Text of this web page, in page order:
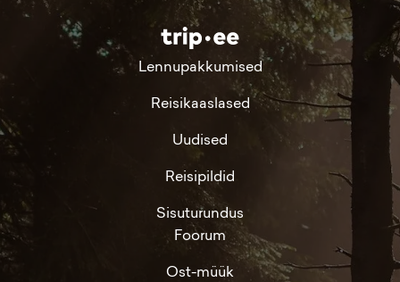
Lennupakkumised
Reisikaaslased
Uudised
Reisipildid
Sisuturundus
Foorum
Ost-müük